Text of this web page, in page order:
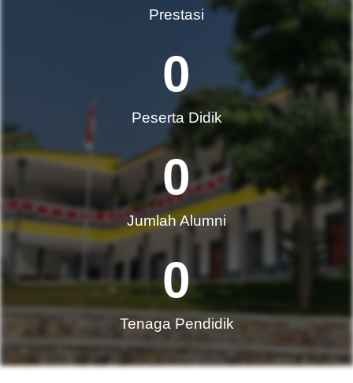
Prestasi
0
Peserta Didik
0
Jumlah Alumni​
0
Tenaga Pendidik